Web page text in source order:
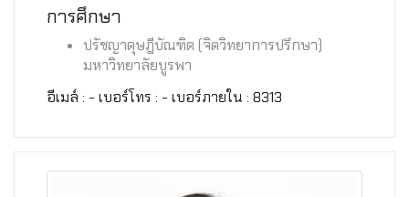
การศึกษา
ปรัชญาดุษฎีบัณฑิต (จิตวิทยาการปรึกษา)
มหาวิทยาลัยบูรพา
อีเมล์ : - เบอร์โทร : - เบอร์ภายใน : 8313